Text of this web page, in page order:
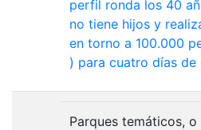
perfil ronda los 40
no tiene hijos y
en torno a 100.000
) para cuatro días de
Parques temáticos, o